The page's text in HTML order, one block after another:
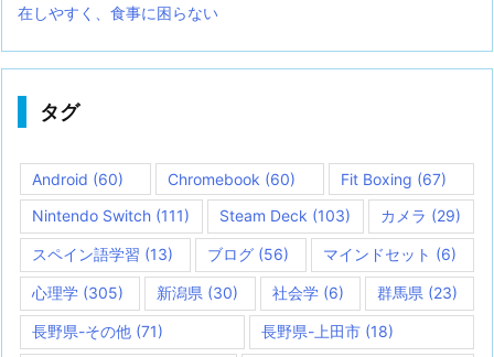
在しやすく、食事に困らない
タグ
Android (60) Chromebook (60) Fit Boxing (67)
Nintendo Switch (111) Steam Deck (103) カメラ (29)
スペイン語学習 (13) ブログ (56) マインドセット (6)
心理学 (305) 新潟県 (30) 社会学(6) 群馬県 (23)
長野県-その他 (71) 長野県-上田市(18)